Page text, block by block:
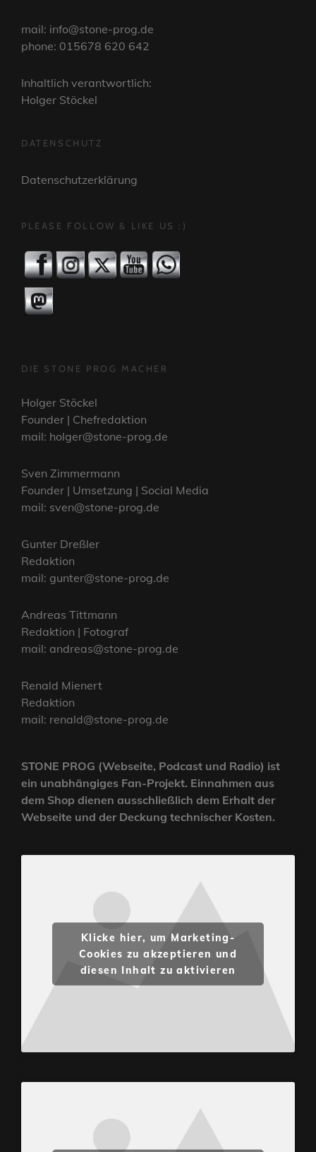
mail: info@stone-prog.de
phone: 015678 620 642
Inhaltlich verantwortlich:
Holger Stöckel
DATENSCHUTZ
Datenschutzerklärung
PLEASE FOLLOW & LIKE US :)
DIE STONE PROG MACHER
Holger Stöckel
Founder | Chefredaktion
mail: holger@stone-prog.de
Sven Zimmermann
Founder | Umsetzung | Social Media
mail: sven@stone-prog.de
Gunter Dreßler
Redaktion
mail: gunter@stone-prog.de
Andreas Tittmann
Redaktion | Fotograf
mail: andreas@stone-prog.de
Renald Mienert
Redaktion
mail: renald@stone-prog.de
STONE PROG (Webseite, Podcast und Radio) ist
ein unabhängiges Fan-Projekt. Einnahmen aus
dem Shop dienen ausschließlich dem Erhalt der
Webseite und der Deckung technischer Kosten.
Klicke hier, um Marketing-
Cookies zu akzeptieren und
diesen Inhalt zu aktivieren